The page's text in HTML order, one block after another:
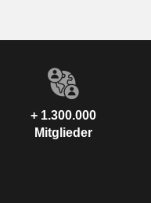
+ 1.300.000
Mitglieder